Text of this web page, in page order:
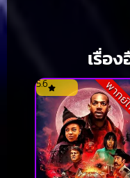
เรื่อ
พาก
5.6